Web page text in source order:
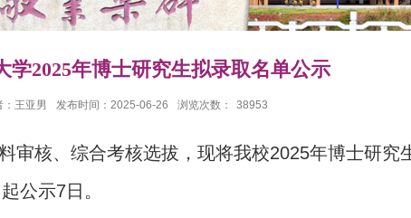
学2025年博士研究生拟录取名单公示
：王亚男 发布时间：2025-06-26 浏览次数： 38953
审核、综合考核选拔，现将我校2025年博士研究
公示7日。